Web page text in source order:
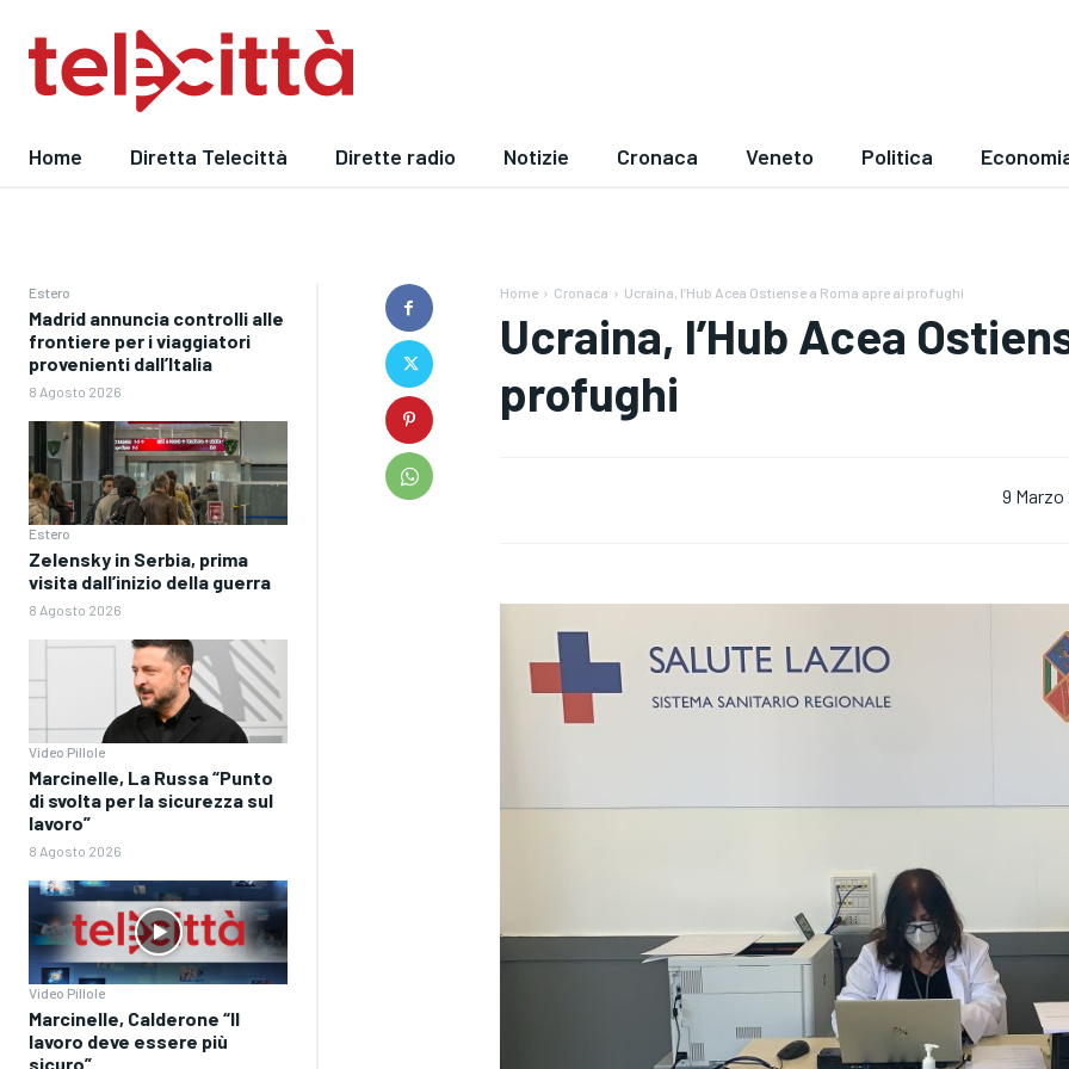
Home Diretta Telecittà Dirette radio Notizie Cronaca Veneto Politica
Estero
Madrid annuncia controlli alle
frontiere per i viaggiatori
provenienti dall’Italia
8 Agosto 2026
Estero
Zelensky in Serbia, prima
visita dall’inizio della guerra
8 Agosto 2026
Video Pillole
Marcinelle, La Russa “Punto
di svolta per la sicurezza sul
lavoro”
8 Agosto 2026
Video Pillole
Marcinelle, Calderone “Il
lavoro deve essere più
sicuro”
Home Cronaca Ucraina, l’Hub Acea Ostiense a Roma apre ai profughi
Ucraina, l’Hub Acea
profughi
9 Marzo